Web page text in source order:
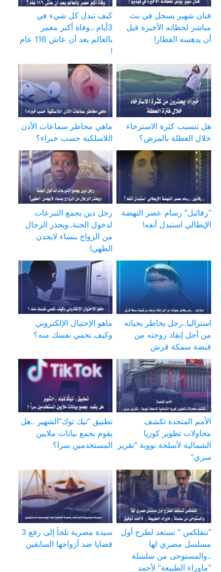
فنان شهير يسجل في بث
مباشر لحظاته الأخيرة قبل
أن يدهسه القطار!
كيف تبدل كل شيء في
3أيام ..وفاة أكبر معمر
بالعالم بعد أن عاش 116 عام
!
هل تتسبب كثرة الاسترخاء
خلال العطلة بالمرض؟
ماهي مخاطر سماعات الأذن
اللاسلكية حسب خبراء؟
“رفائيل” رسام عصر النهضة
الإيطالي استبدل أنفه!
رجل دين يجمع التبرعات
لدخول الجنة..ويحذر الرجال
من الزواج بنساء لايجدن
الطهي!
استراليا..رجل يخاطر بحياته
من أجل إنقاذ زوجته من
قبضة سمكة قرش
ماهو الإحتيال الإلكتروني
وكيف تحمي نفسك منه؟
الأمم المتحدة تكشف
محاولات تطوير كوريا
الشمالية لأسلحة نووية “تقرير
سري”
تطبيق “تيك توك”الشهير ..هل
يقوم بجمع بيانات ملايين
المستخدمين سرا؟
“نتفلكس ” تستعد لطرح أول
مسلسل مصري لها
..والمستوحى من سلسلة
“ماوراء الطبيعة” لأحمد
سيدة مصرية تلجأ إلى رفع 3
قضايا ضد أزواجها السابقين